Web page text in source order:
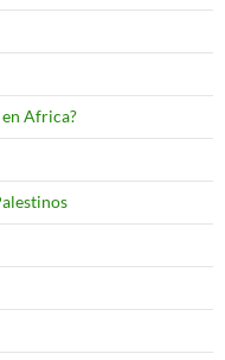
Africa?